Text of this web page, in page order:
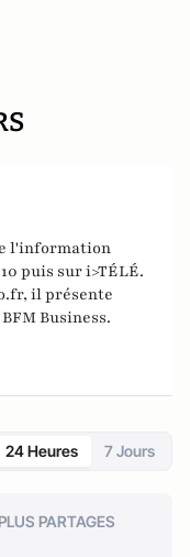
l'information
puis sur i>TÉLÉ.
il présente
Business.
24 Heures 7 Jours
PARTAGES